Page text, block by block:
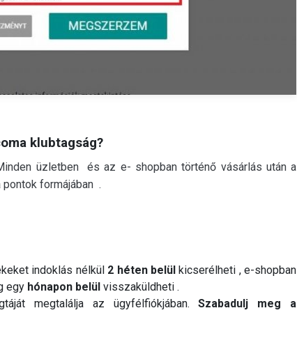
klubtagság?
üzletbenés az e- shopbantörténő vásárlás után a
formájában .
indoklás nélkül 2 héten belülkicserélheti , e-shopban
egy hónapon belül visszaküldheti .
megtalálja az ügyfélfiókjában.Szabadulj meg a